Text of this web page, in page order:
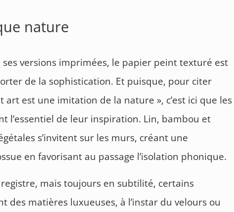
nature
ses versions imprimées, le papier peint texturé est
de la sophistication. Et puisque, pour citer
art est une imitation de la nature », c’est ici que les
l’essentiel de leur inspiration. Lin, bambou et
s’invitent sur les murs, créant une
en favorisant au passage l’isolation phonique.
mais toujours en subtilité, certains
des matières luxueuses, à l’instar du velours ou